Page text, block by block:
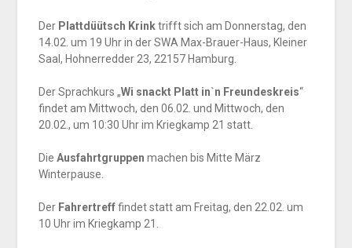
Der Plattdüütsch Krinktrifft sich am Donnerstag, den
14.02. um 19 Uhr in der SWA Max-Brauer-Haus, Kleiner
Saal, Hohnerredder 23, 22157 Hamburg.
Der Sprachkurs „Wi snackt Platt in`n Freundeskreis“
findet am Mittwoch, den 06.02. und Mittwoch, den
20.02., um 10:30 Uhr im Kriegkamp 21 statt.
Die Ausfahrtgruppen machen bis Mitte März
Winterpause.
Der Fahrertrefffindet statt am Freitag, den 22.02. um
10 Uhr im Kriegkamp 21.